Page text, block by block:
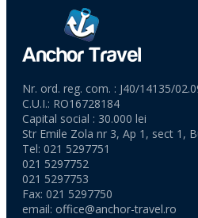
Nr. ord. reg. com. : J40/14135/
C.U.I.: RO16728184
Capital social : 30.000 lei
Str Emile Zola nr 3, Ap 1, sect 1,
Tel: 021 5297751
021 5297752
021 5297753
Fax: 021 5297750
email: office@anchor-travel.ro